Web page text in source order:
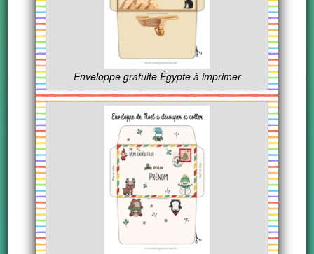
Enveloppe gratuite Égypte à imprimer